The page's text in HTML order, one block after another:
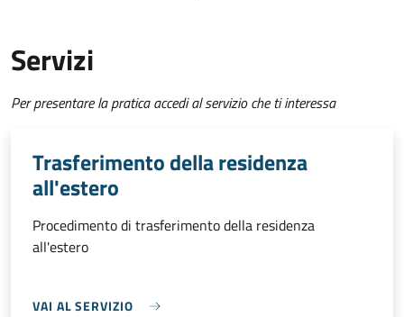
Servizi
Per presentare la pratica accedi al servizio che ti interessa
Trasferimento della residenza
all'estero
Procedimento di trasferimento della residenza
all'estero
VAI AL SERVIZIO